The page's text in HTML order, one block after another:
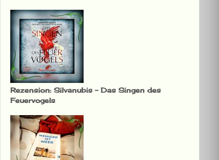
Rezension: Silvanubis – Das Singen des
Feuervogels